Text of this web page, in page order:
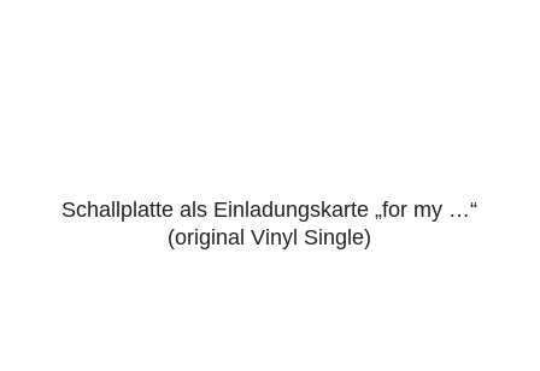
4.86
Schallplatte als Einladungskarte „for my …“
(original Vinyl Single)